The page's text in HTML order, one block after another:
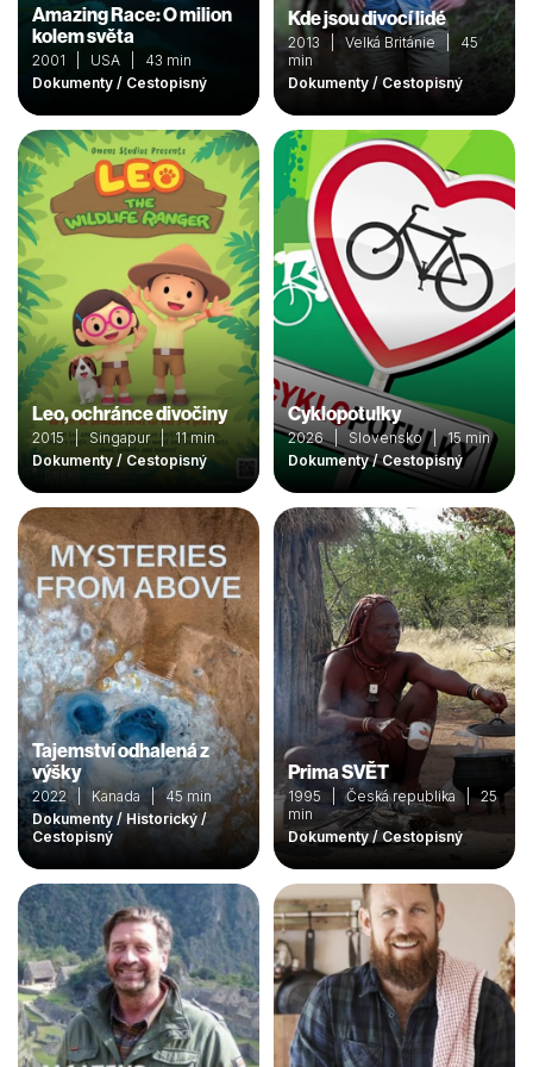
Amazing Race: O milion
kolem světa
2001 | USA | 43 min
Dokumenty / Cestopisný
Kde jsou divocí lidé
2013 | Velká Británie | 45
min
Dokumenty / Cestopisný
Leo, ochránce divočiny
2015 | Singapur | 11 min
Dokumenty / Cestopisný
Cyklopotulky
2026 | Slovensko | 15 min
Dokumenty / Cestopisný
Tajemství odhalená z
výšky
2022 | Kanada | 45 min
Dokumenty / Historický /
Cestopisný
Prima SVĚT
1995 | Česká republika | 25
min
Dokumenty / Cestopisný